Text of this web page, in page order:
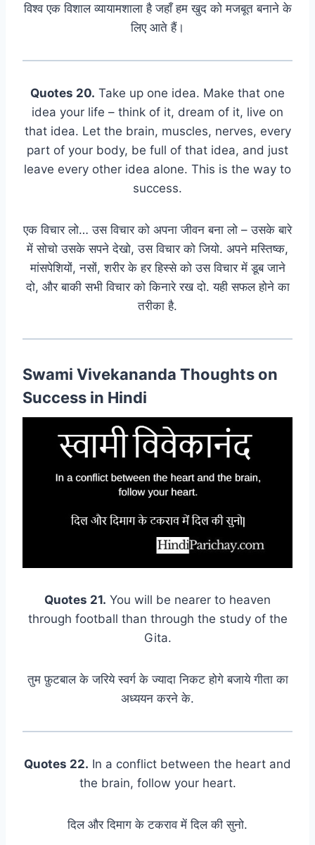
विश्व एक विशाल व्यायामशाला है जहाँ हम खुद को मजबूत बनाने के
लिए आते हैं।
Quotes 20. Take up one idea. Make that one
idea your life – think of it, dream of it, live on
that idea. Let the brain, muscles, nerves, every
part of your body, be full of that idea, and just
leave every other idea alone. This is the way to
success.
एक विचार लो… उस विचार को अपना जीवन बना लो – उसके बारे
में सोचो उसके सपने देखो, उस विचार को जियो. अपने मस्तिष्क,
मांसपेशियों, नसों, शरीर के हर हिस्से को उस विचार में डूब जाने
दो, और बाकी सभी विचार को किनारे रख दो. यही सफल होने का
तरीका है.
Swami Vivekananda Thoughts on
Success in Hindi
Quotes 21. You will be nearer to heaven
through football than through the study of the
Gita.
तुम फ़ुटबाल के जरिये स्वर्ग के ज्यादा निकट होगे बजाये गीता का
अध्ययन करने के.
Quotes 22. In a conflict between the heart and
the brain, follow your heart.
दिल और दिमाग के टकराव में दिल की सुनो.